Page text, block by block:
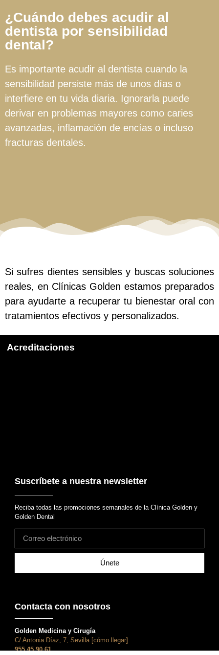
¿Cuándo debes acudir al
dentista por sensibilidad
dental?
Es importante acudir al dentista cuando la
sensibilidad persiste más de unos días o
interfiere en tu vida diaria. Ignorarla puede
derivar en problemas mayores como caries
avanzadas, inflamación de encías o incluso
fracturas dentales.
Si sufres dientes sensibles y buscas soluciones
reales, en Clínicas Golden estamos preparados
para ayudarte a recuperar tu bienestar oral con
tratamientos efectivos y personalizados.
Acreditaciones
Suscríbete a nuestra newsletter
Reciba todas las promociones semanales de la Clínica Golden y
Golden Dental
Únete
Contacta con nosotros
Golden Medicina y Cirugía
C/ Antonia Díaz, 7, Sevilla [cómo llegar]
955 45 90 61